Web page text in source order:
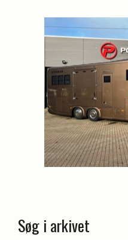
Søg i arkivet